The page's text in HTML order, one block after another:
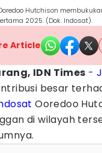
Hutchison
2025. (Dok. Indosat).
Article
IDN Times -
besar
Ooredoo
di wilayah